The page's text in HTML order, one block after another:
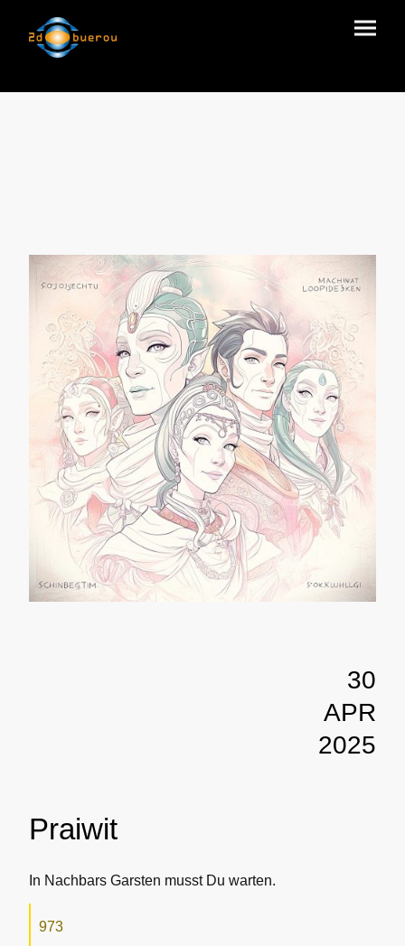
30
APR
2025
Praiwit
In Nachbars Garsten musst Du warten.
973